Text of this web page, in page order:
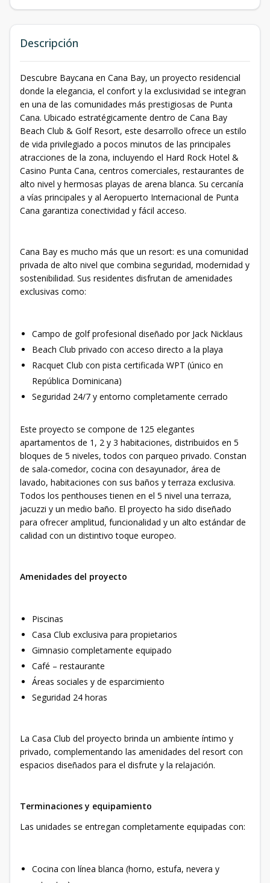
Descripción
Descubre Baycana en Cana Bay, un proyecto residencial
donde la elegancia, el confort y la exclusividad se integran
en una de las comunidades más prestigiosas de Punta
Cana. Ubicado estratégicamente dentro de Cana Bay
Beach Club & Golf Resort, este desarrollo ofrece un estilo
de vida privilegiado a pocos minutos de las principales
atracciones de la zona, incluyendo el Hard Rock Hotel &
Casino Punta Cana, centros comerciales, restaurantes de
alto nivel y hermosas playas de arena blanca. Su cercanía
a vías principales y al Aeropuerto Internacional de Punta
Cana garantiza conectividad y fácil acceso.
Cana Bay es mucho más que un resort: es una comunidad
privada de alto nivel que combina seguridad, modernidad y
sostenibilidad. Sus residentes disfrutan de amenidades
exclusivas como:
Campo de golf profesional diseñado por Jack Nicklaus
Beach Club privado con acceso directo a la playa
Racquet Club con pista certificada WPT (único en
República Dominicana)
Seguridad 24/7 y entorno completamente cerrado
Este proyecto se compone de 125 elegantes
apartamentos de 1, 2 y 3 habitaciones, distribuidos en 5
bloques de 5 niveles, todos con parqueo privado. Constan
de sala-comedor, cocina con desayunador, área de
lavado, habitaciones con sus baños y terraza exclusiva.
Todos los penthouses tienen en el 5 nivel una terraza,
jacuzzi y un medio baño. El proyecto ha sido diseñado
para ofrecer amplitud, funcionalidad y un alto estándar de
calidad con un distintivo toque europeo.
Amenidades del proyecto
Piscinas
Casa Club exclusiva para propietarios
Gimnasio completamente equipado
Café – restaurante
Áreas sociales y de esparcimiento
Seguridad 24 horas
La Casa Club del proyecto brinda un ambiente íntimo y
privado, complementando las amenidades del resort con
espacios diseñados para el disfrute y la relajación.
Terminaciones y equipamiento
Las unidades se entregan completamente equipadas con:
Cocina con línea blanca (horno, estufa, nevera y